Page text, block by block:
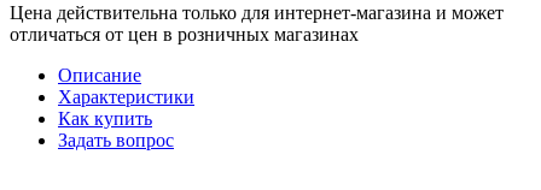
Цена действительна только для интернет-магазина и может
отличаться от цен в розничных магазинах
Описание
Характеристики
Как купить
Задать вопрос